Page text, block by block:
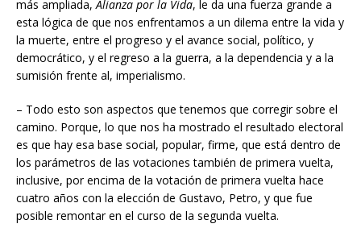
más ampliada,Alianza por la Vida, le da una fuerza grande a
esta lógica de que nos enfrentamos a un dilema entre la vida y
la muerte, entre el progreso y el avance social, político, y
democrático, y el regreso a la guerra, a la dependencia y a la
sumisión frente al, imperialismo.
– Todo esto son aspectos que tenemos que corregir sobre el
camino. Porque, lo que nos ha mostrado el resultado electoral
es que hay esa base social, popular, firme, que está dentro de
los parámetros de las votaciones también de primera vuelta,
inclusive, por encima de la votación de primera vuelta hace
cuatro años con la elección de Gustavo, Petro, y que fue
posible remontar en el curso de la segunda vuelta.